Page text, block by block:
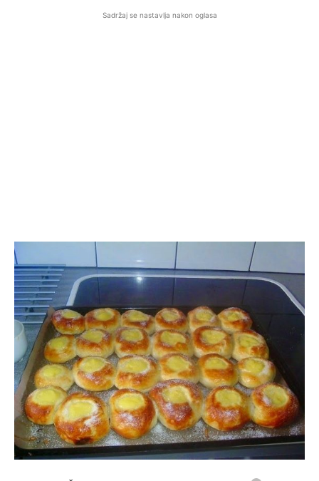
Sadržaj se nastavlja nakon oglasa